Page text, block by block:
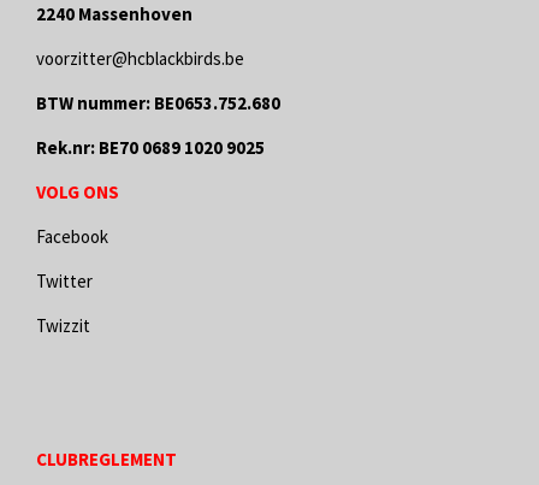
2240 Massenhoven
voorzitter@hcblackbirds.be
BTW nummer: BE0653.752.680
Rek.nr: BE70 0689 1020 9025
VOLG ONS
Facebook
Twitter
Twizzit
CLUBREGLEMENT